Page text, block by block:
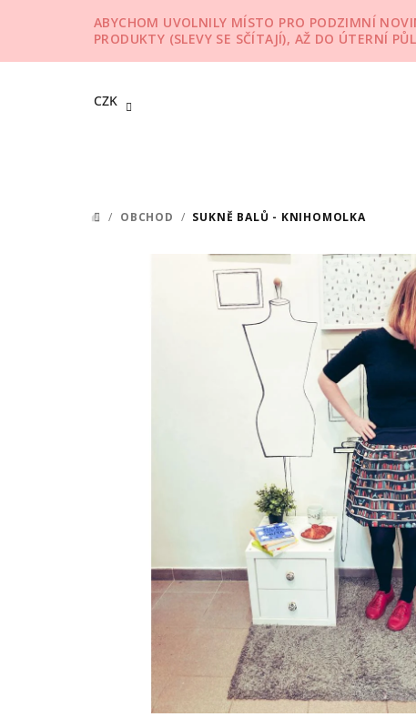
ABYCHOM UVOLNILY MÍSTO PRO PODZIMNÍ
PRODUKTY (SLEVY SE SČÍTAJÍ), AŽ DO ÚTERNÍ
CZK
DOMŮ
/ OBCHOD / SUKNĚ BALŮ - KNIHOMOLKA